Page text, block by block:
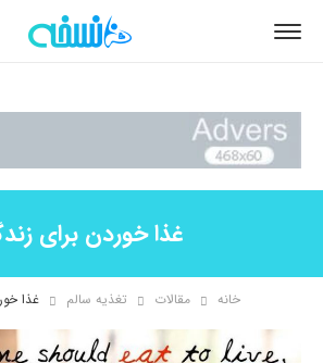
غذا خوردن برای
خانه مقالات تغذیه سالم غذا